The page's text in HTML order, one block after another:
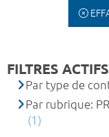
FILTRES ACTIFS
Par type de
Par rubrique:
(1)